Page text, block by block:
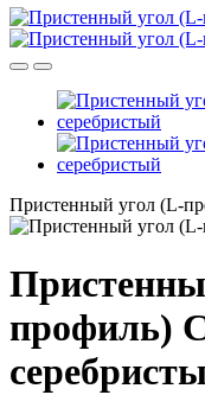
Пристенный угол (L-
профиль)